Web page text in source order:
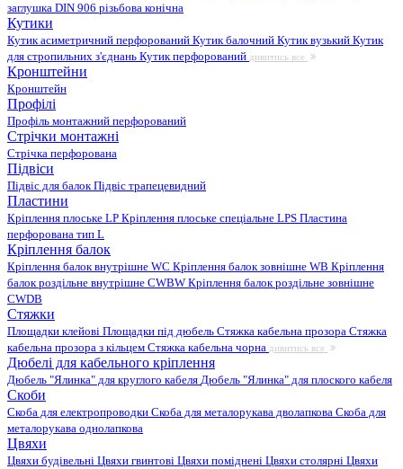
заглушка DIN 906 різьбова конічна
Кутики
Кутик асиметричний перфорований Кутик балочний Кутик вузький Кутик
для стропильних з'єднань Кутик перфорований дивитись все
Кронштейни
Кронштейн
Профілі
Профіль монтажний перфорований
Стрічки монтажні
Стрічка перфорована
Підвіси
Підвіс для балокПідвіс трапецевидний
Пластини
Кріплення плоське LP Кріплення плоське спеціальне LPS Пластина
перфорована тип L
Кріплення балок
Кріплення балок внутрішне WC Кріплення балок зовнішне WB Кріплення
балок роздільне внутрішне CWBW Кріплення балок роздільне зовнішне
CWDB
Стяжки
Площадки клейові Площадки під дюбель Стяжка кабельна прозора Стяжка
кабельна прозора з кільцем Стяжка кабельна чорна дивитись все
Дюбелі для кабельного кріплення
Дюбель "Ялинка" для круглого кабеля Дюбель "Ялинка" для плоского кабеля
Скоби
Скоба для електропроводки Скоба для металорукава дволапкова Скоба для
металорукава однолапкова
Цвяхи
Цвяхи будівельні Цвяхи гвинтові Цвяхи поміднені Цвяхи столярні Цвяхи